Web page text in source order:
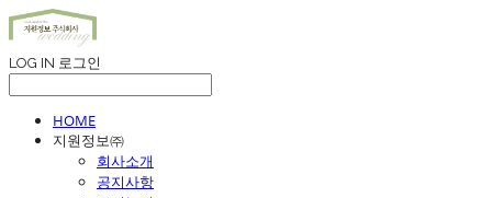
LOG IN 로그인
HOME
지원정보㈜
회사소개
공지사항